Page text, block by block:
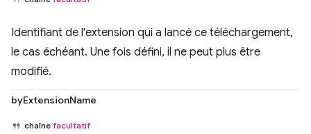
Identifiant de l'extension qui a lancé ce téléchargement,
le cas échéant. Une fois défini, il ne peut plus être
modifié.
byExtensionName
chaîne facultatif